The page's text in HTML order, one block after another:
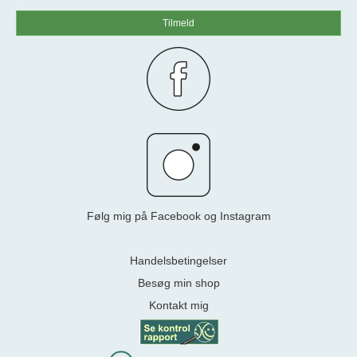
Tilmeld
Følg mig på Facebook og Instagram
Handelsbetingelser
Besøg min shop
Kontakt mig